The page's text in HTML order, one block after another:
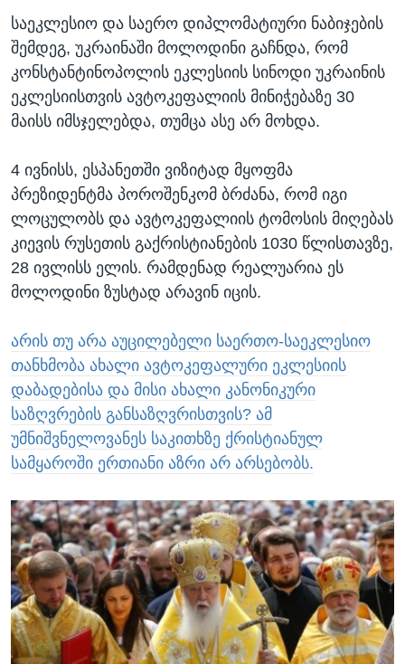
საეკლესიო და საერო დიპლომატიური ნაბიჯების
შემდეგ, უკრაინაში მოლოდინი გაჩნდა, რომ
კონსტანტინოპოლის ეკლესიის სინოდი უკრაინის
ეკლესიისთვის ავტოკეფალიის მინიჭებაზე 30
მაისს იმსჯელებდა, თუმცა ასე არ მოხდა.
4 ივნისს, ესპანეთში ვიზიტად მყოფმა
პრეზიდენტმა პოროშენკომ ბრძანა, რომ იგი
ლოცულობს და ავტოკეფალიის ტომოსის მიღებას
კიევის რუსეთის გაქრისტიანების 1030 წლისთავზე,
28 ივლისს ელის. რამდენად რეალუარია ეს
მოლოდინი ზუსტად არავინ იცის.
არის თუ არა აუცილებელი საერთო-საეკლესიო
თანხმობა ახალი ავტოკეფალური ეკლესიის
დაბადებისა და მისი ახალი კანონიკური
საზღვრების განსაზღვრისთვის? ამ
უმნიშვნელოვანეს საკითხზე ქრისტიანულ
სამყაროში ერთიანი აზრი არ არსებობს.